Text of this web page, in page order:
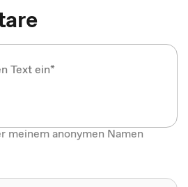
meinem anonymen Namen